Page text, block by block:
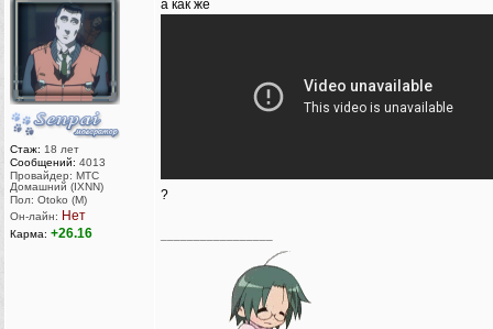
Стаж: 18 лет
Сообщений: 4013
Провайдер: МТС
Домашний (IXNN)
Пол: Otoko (M)
Он-лайн: Нет
Карма: +26.16
а как же
?